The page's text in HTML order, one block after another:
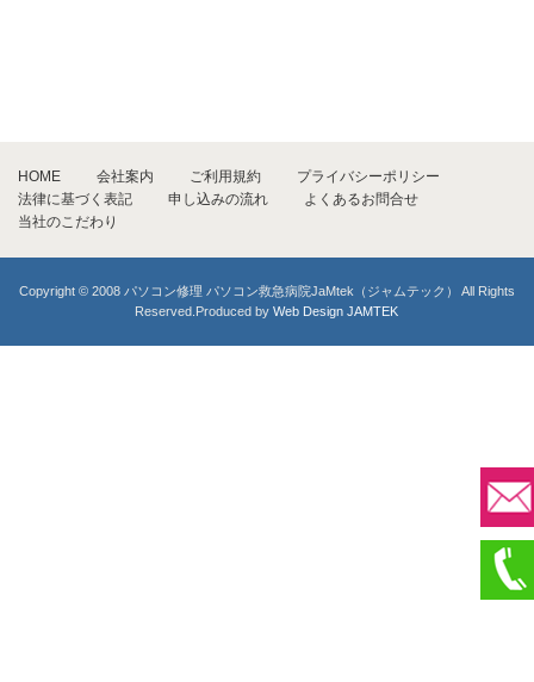
HOME 会社案内 ご利用規約
プライバシーポリシー
法律に基づく表記
申し込みの流れ
よくあるお問合せ
当社のこだわり
Copyright © 2008 パソコン修理 パソコン救急病院JaMtek（ジャムテック） All Rights
Reserved.Produced byWeb Design JAMTEK